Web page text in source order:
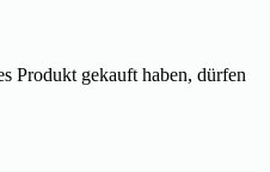
Produkt gekauft haben, dürfen